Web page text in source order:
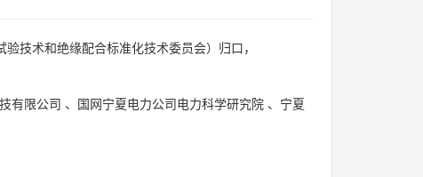
验技术和绝缘配合标准化技术委员会）归口，
有限公司 、 国网宁夏电力公司电力科学研究院 、 宁夏